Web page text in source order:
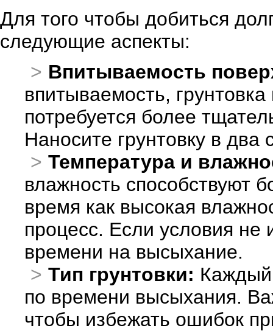
Для того чтобы добиться
следующие аспекты:
Впитываемость
впитываемость,
потребуется более
Наносите грунтовку в
Температура и
влажность способствуют
время как высокая
процесс. Если условия не
времени на высыхание.
Тип грунтовки: Каждый
по времени высыхания.
чтобы избежать ошибок